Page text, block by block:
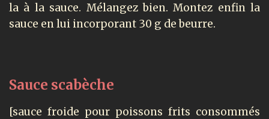
la à la sauce. Mélangez bien. Montez enfin la
sauce en lui incorporant 30 g de beurre.
Sauce scabèche
[sauce froide pour poissons frits consommés